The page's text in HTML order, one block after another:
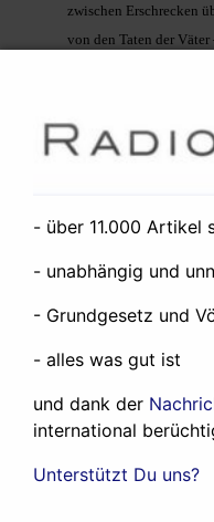
zwischen Erschrecken
von den Taten der
eine Gefahr sehen, weil
eine Gefahr sehen.
Qaida in eine Falle zu
Nicht völlig überzeugt
wegen Klassische
Carré hat eine Meise.
Bahnhofsvorplatz
Der Leser findet sich in
praktizierte
- über 11.000 Artikel
- unabhängig und
- Grundgesetz und
- alles was gut ist
und dank der
international
Unterstützt Du uns?